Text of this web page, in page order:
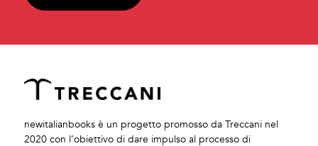
newitalianbooks è un progetto promosso da Treccani nel
2020 con l’obiettivo di dare impulso al processo di